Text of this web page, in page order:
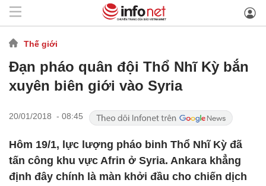
Thế giới
Đạn pháo quân đội Thổ Nhĩ Kỳ bắn
xuyên biên giới vào Syria
20/01/2018 - 08:45
Hôm 19/1, lực lượng pháo binh Thổ Nhĩ Kỳ đã
tấn công khu vực Afrin ở Syria. Ankara khẳng
định đây chính là màn khởi đầu cho chiến dịch